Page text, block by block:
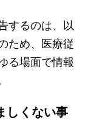
するのは、以
ため、医療従
る場面で情報
しくない事